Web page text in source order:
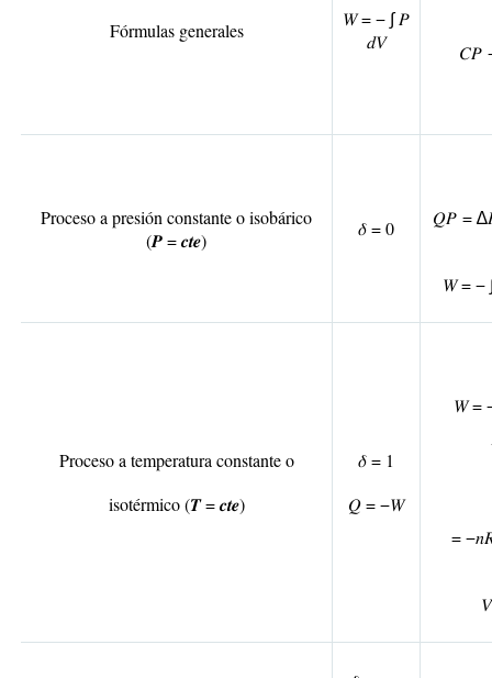
Fórmulas generales
𝑊 = − ∫ 𝑃
𝑑𝑉
𝐶𝑃
Proceso a presión constante o isobárico
(𝑷 = 𝒄𝒕𝒆)
𝛿 = 0 𝑄𝑃 =
𝑊 = −
Proceso a temperatura constante o
isotérmico (𝑻 = 𝒄𝒕𝒆)
𝛿 = 1
𝑄 = −𝑊
𝑊 =
=
𝑉